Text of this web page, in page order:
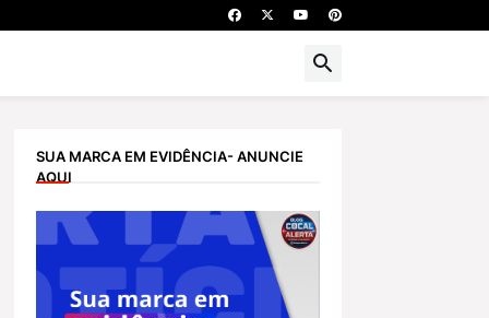
SUA MARCA EM EVIDÊNCIA- ANUNCIE
AQUI